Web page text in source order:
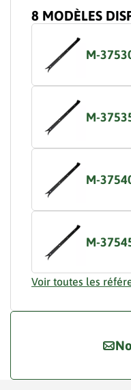
8 MODÈLES
M-
M-
M-
M-
Voir toutes les